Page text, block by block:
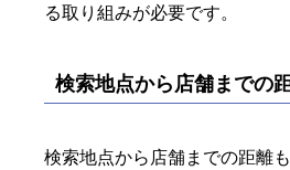
る取り組みが必要です。
検索地点から店舗までの
検索地点から店舗までの距離